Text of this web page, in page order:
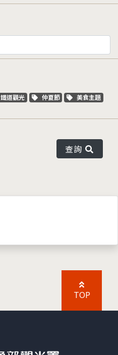
關鍵字標籤
鐵道觀光 關鍵字標籤
仲夏節 關鍵字標籤
美食主題
查詢
TOP